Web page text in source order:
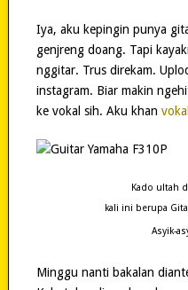
Iya, aku kepingin punya
genjreng doang. Tapi
nggitar. Trus direkam.
instagram. Biar makin
ke vokal sih. Aku khan
Kado ultah
kali ini berupa
Asyik-
Minggu nanti bakalan